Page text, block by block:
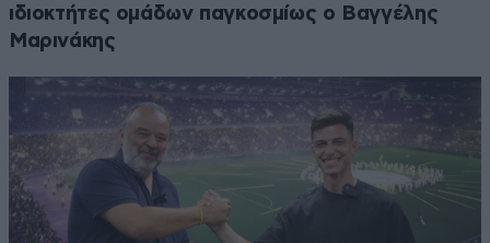
ιδιοκτήτες ομάδων παγκοσμίως ο Βαγγέλης
Μαρινάκης